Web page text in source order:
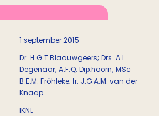
1 september 2015
Dr. H.G.T Blaauwgeers; Drs. A.L.
Degenaar; A.F.Q. Dijxhoorn; MSc
B.E.M. Fröhleke; Ir. J.G.A.M. van der
Knaap
IKNL